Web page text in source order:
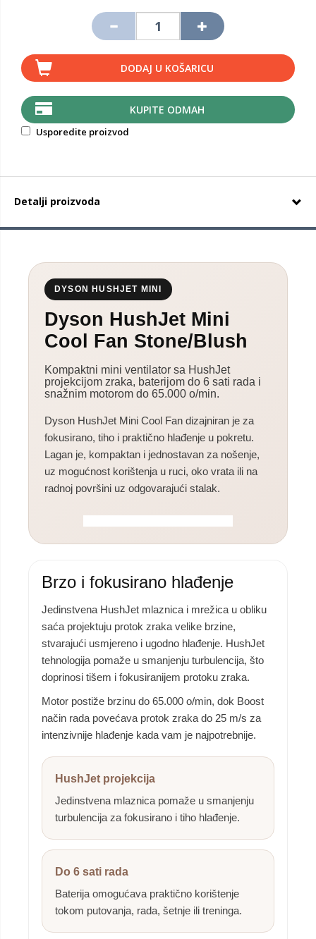
DODAJ U KOŠARICU
KUPITE ODMAH
Usporedite proizvod
Detalji proizvoda
DYSON HUSHJET MINI
Dyson HushJet Mini
Cool Fan Stone/Blush
Kompaktni mini ventilator sa HushJet
projekcijom zraka, baterijom do 6 sati rada i
snažnim motorom do 65.000 o/min.
Dyson HushJet Mini Cool Fan dizajniran je za
fokusirano, tiho i praktično hlađenje u pokretu.
Lagan je, kompaktan i jednostavan za nošenje,
uz mogućnost korištenja u ruci, oko vrata ili na
radnoj površini uz odgovarajući stalak.
Brzo i fokusirano hlađenje
Jedinstvena HushJet mlaznica i mrežica u obliku
saća projektuju protok zraka velike brzine,
stvarajući usmjereno i ugodno hlađenje. HushJet
tehnologija pomaže u smanjenju turbulencija, što
doprinosi tišem i fokusiranijem protoku zraka.
Motor postiže brzinu do 65.000 o/min, dok Boost
način rada povećava protok zraka do 25 m/s za
intenzivnije hlađenje kada vam je najpotrebnije.
HushJet projekcija
Jedinstvena mlaznica pomaže u smanjenju
turbulencija za fokusirano i tiho hlađenje.
Do 6 sati rada
Baterija omogućava praktično korištenje
tokom putovanja, rada, šetnje ili treninga.